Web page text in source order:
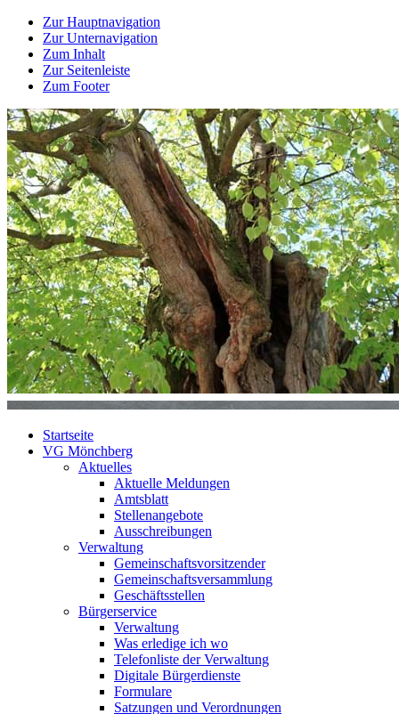
Zur Hauptnavigation
Zur Unternavigation
Zum Inhalt
Zur Seitenleiste
Zum Footer
Startseite
VG Mönchberg
Aktuelles
Aktuelle Meldungen
Amtsblatt
Stellenangebote
Ausschreibungen
Verwaltung
Gemeinschaftsvorsitzender
Gemeinschaftsversammlung
Geschäftsstellen
Bürgerservice
Verwaltung
Was erledige ich wo
Telefonliste der Verwaltung
Digitale Bürgerdienste
Formulare
Satzungen und Verordnungen